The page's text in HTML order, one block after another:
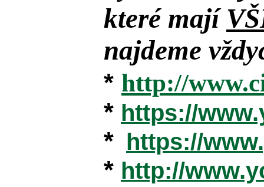
které mají
najdeme
* http://
* https://
* https://
* http://